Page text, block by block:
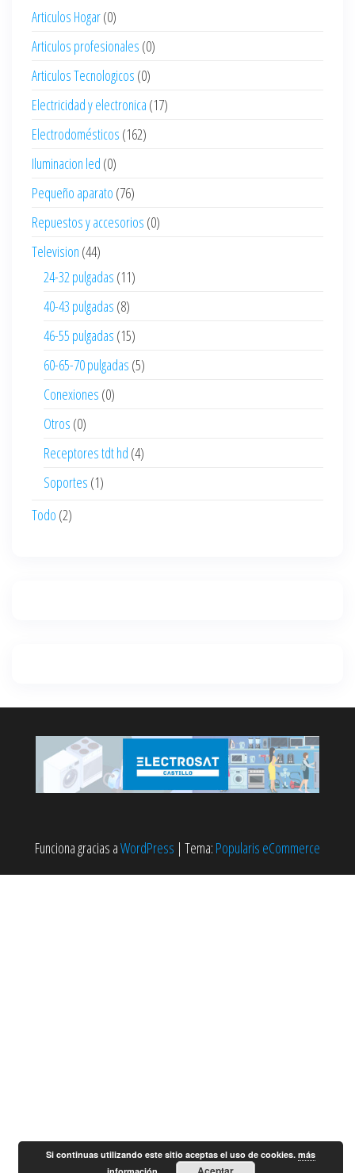
Articulos Hogar(0)
Articulos profesionales (0)
Articulos Tecnologicos (0)
Electricidad y electronica (17)
Electrodomésticos (162)
Iluminacion led (0)
Pequeño aparato (76)
Repuestos y accesorios (0)
Television (44)
24-32 pulgadas (11)
40-43 pulgadas (8)
46-55 pulgadas (15)
60-65-70 pulgadas (5)
Conexiones (0)
Otros (0)
Receptores tdt hd (4)
Soportes (1)
Todo (2)
Funciona gracias aWordPress | Tema: Popularis eCommerce
Si continuas utilizando este sitio aceptas el uso de cookies.más